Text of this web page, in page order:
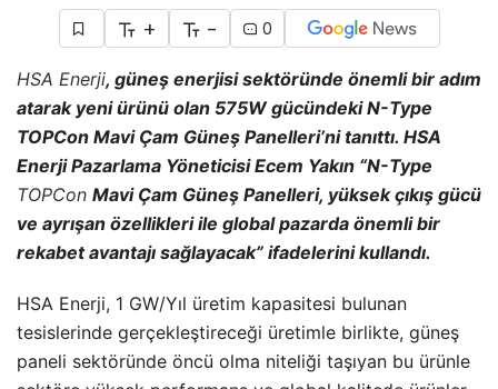
+ - 0
HSA Enerji, güneş enerjisi sektöründe önemli bir adım
atarak yeni ürünü olan 575W gücündeki N-Type
TOPCon Mavi Çam Güneş Panelleri’ni tanıttı. HSA
Enerji Pazarlama Yöneticisi Ecem Yakın “N-Type
TOPCon Mavi Çam Güneş Panelleri, yüksek çıkış gücü
ve ayrışan özellikleri ile global pazarda önemli bir
rekabet avantajı sağlayacak” ifadelerini kullandı.
HSA Enerji, 1 GW/Yıl üretim kapasitesi bulunan
tesislerinde gerçekleştireceği üretimle birlikte, güneş
paneli sektöründe öncü olma niteliği taşıyan bu ürünle